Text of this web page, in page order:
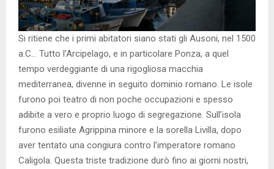
Si ritiene che i primi abitatori siano stati gli Ausoni, nel 1500
a.C… Tutto l’Arcipelago, e in particolare Ponza, a quel
tempo verdeggiante di una rigogliosa macchia
mediterranea, divenne in seguito dominio romano. Le isole
furono poi teatro di non poche occupazioni e spesso
adibite a vero e proprio luogo di segregazione. Sull’isola
furono esiliate Agrippina minore e la sorella Livilla, dopo
aver tentato una congiura contro l’imperatore romano
Caligola. Questa triste tradizione durò fino ai giorni nostri,